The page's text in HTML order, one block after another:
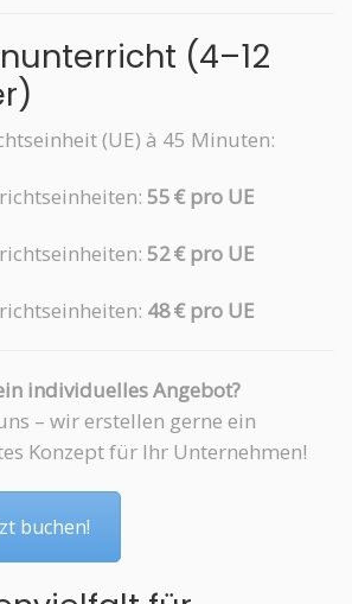
(4–12
(UE) à 45 Minuten:
55 € pro UE
52 € pro UE
48 € pro UE
individuelles Angebot?
– wir erstellen gerne ein
Konzept für Ihr Unternehmen!
buchen!